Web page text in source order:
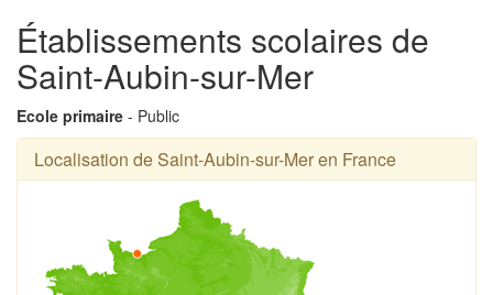
Établissements scolaires de
Saint-Aubin-sur-Mer
Ecole primaire - Public
Localisation de Saint-Aubin-sur-Mer en France